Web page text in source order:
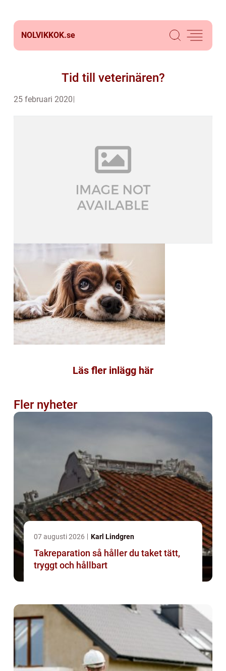
NOLVIKKOK.se
Tid till veterinären?
25 februari 2020
Läs fler inlägg här
Fler nyheter
07 augusti 2026 Karl Lindgren
Takreparation så håller du taket tätt,
tryggt och hållbart